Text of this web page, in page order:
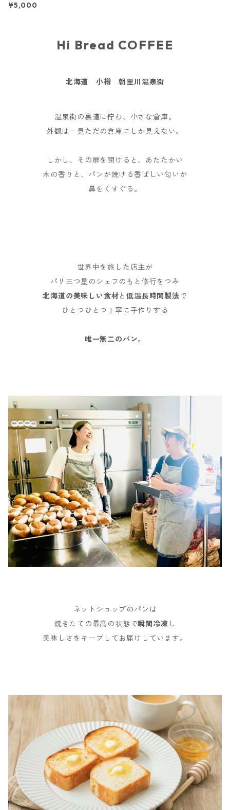
¥5,000
Hi Bread COFFEE
北海道 小樽 朝里川温泉街
温泉街の裏道に佇む、小さな倉庫。
外観は一見ただの倉庫にしか見えない。
しかし、その扉を開けると、あたたかい
木の香りと、パンが焼ける香ばしい匂いが
鼻をくすぐる。
世界中を旅した店主が
パリ三つ星のシェフのもと修行をつみ
北海道の美味しい食材と低温長時間製法で
ひとつひとつ丁寧に手作りする
唯一無二のパン。
ネットショップのパンは
焼きたての最高の状態で瞬間冷凍 し
美味しさをキープしてお届けしています。